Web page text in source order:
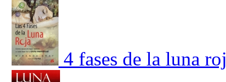
4 fases de la luna